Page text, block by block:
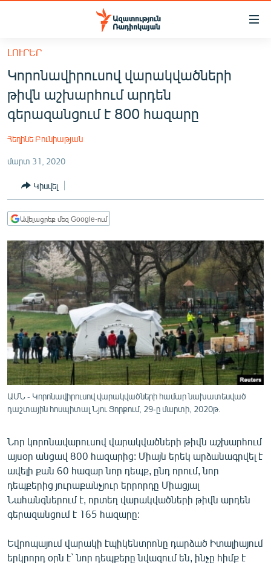
Մատչելիության
հիմնական
բովանդակությանը
Անցնել
հիմնական
մենյուին
ՀԱՅԱՍՏԱՆ
ՔԱՂԱՔԱԿԱՆ
ՏՆՏԵՍՈՒԹՅՈՒՆ
ՂԱՐԱԲԱՂ
ՏԱՐԱԾԱՇՐՋԱՆ
ՄԻՋԱԶԳԱՅԻՆ
ՄՇԱԿՈՒՅԹ
ՍՊՈՐՏ
ՄԵԿՆԱԲԱՆՈՒԹՅՈՒՆ
ՏՏ ԵՒ ԻՆՏԵՐՆԵՏ
ԱՐԽԻՎ
ԲԱՆԱՎԵՃ
ՁԳՏԵԼՈՎ ԼԱՎԱԳՈՒՅՆԻՆ
ՓՈԴՔԱՍԹ
English
ԼՈՒՐԵՐ
Կորոնավիրուսով վարակվածների
թիվն աշխարհում արդեն
գերազանցում է 800 հազարը
Հեղինե Բունիաթյան
մարտ 31, 2020
Կիսվել
Ավելացրեք մեզ Google-ում
ԱՄՆ - Կորոնավիրուսով վարակվածների համար նախատեսված
դաշտային հոսպիտալ Նյու Յորքում, 29-ը մարտի, 2020թ.
Նոր կորոնավարուսով վարակվածների թիվն աշխարհում
այսօր անցավ 800 հազարից: Միայն երեկ արձանագրվել է
ավելի քան 60 հազար նոր դեպք, ընդ որում, նոր
դեպքերից յուրաքանչյուր երրորդը Միացյալ
Նահանգներում է, որտեղ վարակվածների թիվն արդեն
գերազանցում է 165 հազարը:
Եվրոպայում վարակի էպիկենտրոնը դարձած Իտալիայում
երկրորդ օրն է` նոր դեպքերը նվազում են, ինչը հիմք է